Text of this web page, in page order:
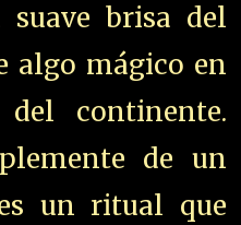
brisa del
algo mágico en
continente.
de un
un ritual que